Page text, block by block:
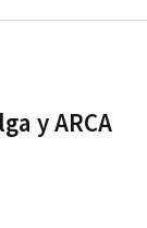
y ARCA